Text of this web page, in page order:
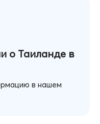
о Таиланде в
в нашем